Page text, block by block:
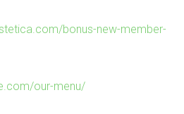
bonus-new-member-
our-menu/